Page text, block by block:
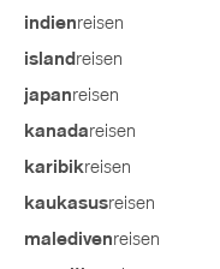
indienreisen
island reisen
japanreisen
kanadareisen
karibikreisen
kaukasusreisen
maledivenreisen